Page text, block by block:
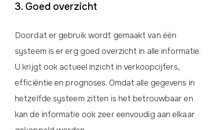
3. Goed overzicht
Doordat er gebruik wordt gemaakt van één
systeem is er erg goed overzicht in alle informatie.
U krijgt ook actueel inzicht in verkoopcijfers,
efficiëntie en prognoses. Omdat alle gegevens in
hetzelfde systeem zitten is het betrouwbaar en
kan de informatie ook zeer eenvoudig aan elkaar